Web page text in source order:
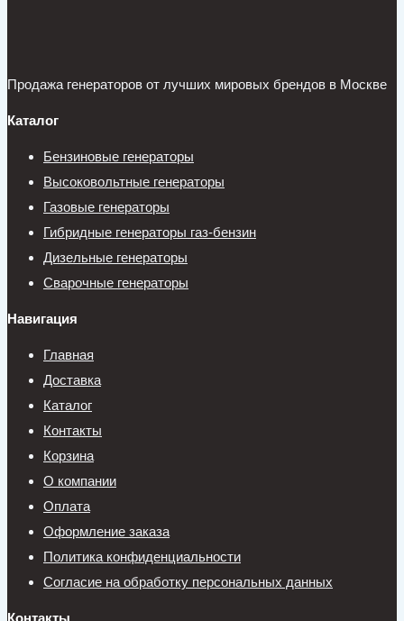
Продажа генераторов от лучших мировых брендов в Москве
Каталог
Бензиновые генераторы
Высоковольтные генераторы
Газовые генераторы
Гибридные генераторы газ-бензин
Дизельные генераторы
Сварочные генераторы
Навигация
Главная
Доставка
Каталог
Контакты
Корзина
О компании
Оплата
Оформление заказа
Политика конфиденциальности
Согласие на обработку персональных данных